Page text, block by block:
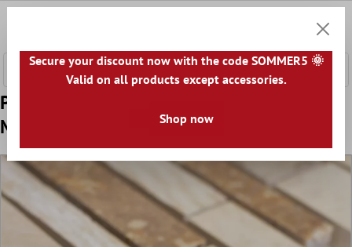
Padrão de Cerâmica Azulejo Mosaico
Mythos Haste Cinza Bege Terracota
Secure your discount now with the code SOMMER5 🌞
Valid on all products except accessories.
Shop now